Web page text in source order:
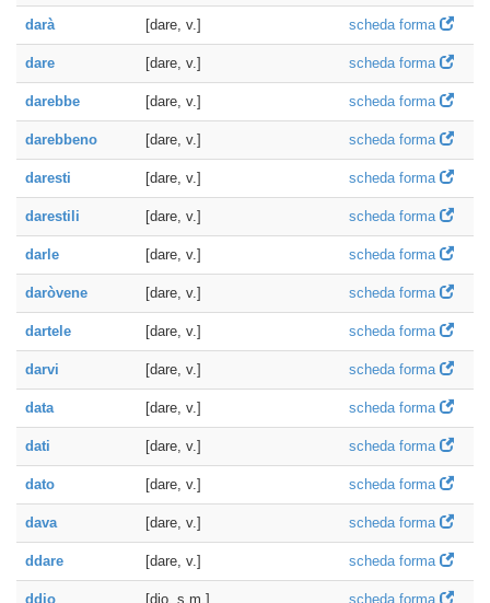
darà [dare, v.] scheda forma
dare [dare, v.] scheda forma
darebbe [dare, v.] scheda forma
darebbeno [dare, v.] scheda forma
daresti [dare, v.] scheda forma
darestili [dare, v.] scheda forma
darle [dare, v.] scheda forma
daròvene [dare, v.] scheda forma
dartele [dare, v.] scheda forma
darvi [dare, v.] scheda forma
data [dare, v.] scheda forma
dati [dare, v.] scheda forma
dato [dare, v.] scheda forma
dava [dare, v.] scheda forma
ddare [dare, v.] scheda forma
ddio [dio, s.m.] scheda forma